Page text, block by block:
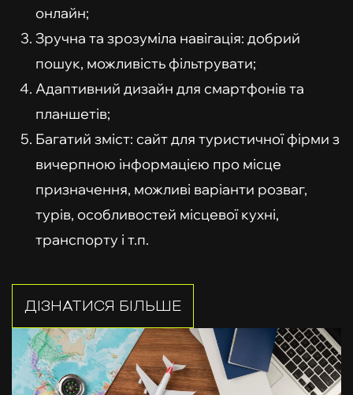
онлайн;
Зручна та зрозуміла навігація: добрий
пошук, можливість фільтрувати;
Адаптивний дизайн для смартфонів та
планшетів;
Багатий зміст: сайт для туристичної фірми з
вичерпною інформацією про місце
призначення, можливі варіанти розваг,
турів, особливостей місцевої кухні,
транспорту і т.п.
ДІЗНАТИСЯ БІЛЬШЕ